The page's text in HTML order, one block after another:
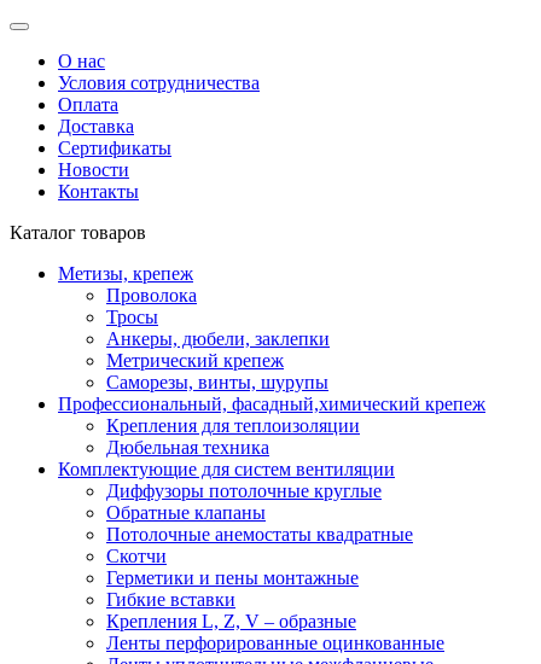
О нас
Условия сотрудничества
Оплата
Доставка
Сертификаты
Новости
Контакты
Каталог товаров
Метизы, крепеж
Проволока
Тросы
Анкеры, дюбели, заклепки
Метрический крепеж
Саморезы, винты, шурупы
Профессиональный, фасадный,химический крепеж
Крепления для теплоизоляции
Дюбельная техника
Комплектующие для систем вентиляции
Диффузоры потолочные круглые
Обратные клапаны
Потолочные анемостаты квадратные
Скотчи
Герметики и пены монтажные
Гибкие вставки
Крепления L, Z, V – образные
Ленты перфорированные оцинкованные